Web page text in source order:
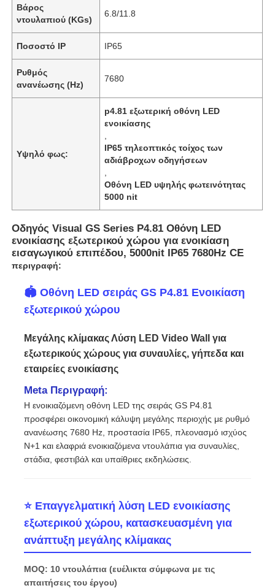
Αρχική
Προϊόντα
Βίντεο
Εκπομπή VR
Σχετικά με εμάς
Ξενάγηση στο Εργοστάσιο
Βάρος
ντουλαπιού (KGs)
6.8/11.8
Ποσοστό IP IP65
Ρυθμός
ανανέωσης (Hz)
7680
Υψηλό φως:
p4.81 εξωτερική οθόνη LED
ενοικίασης
IP65 τηλεοπτικός τοίχος των
αδιάβροχων οδηγήσεων
Οθόνη LED υψηλής φωτεινότητας
5000 nit
Οδηγός Visual GS Series P4.81 Οθόνη LED
ενοικίασης εξωτερικού χώρου για ενοικίαση
εισαγωγικού επιπέδου, 5000nit IP65 7680Hz CE
περιγραφή:
🏟️ Οθόνη LED σειράς GS P4.81 Ενοικίαση
εξωτερικού χώρου
Μεγάλης κλίμακας Λύση LED Video Wall για
εξωτερικούς χώρους για συναυλίες, γήπεδα και
εταιρείες ενοικίασης
Meta Περιγραφή:
Η ενοικιαζόμενη οθόνη LED της σειράς GS P4.81
προσφέρει οικονομική κάλυψη μεγάλης περιοχής με ρυθμό
ανανέωσης 7680 Hz, προστασία IP65, πλεονασμό ισχύος
N+1 και ελαφριά ενοικιαζόμενα ντουλάπια για συναυλίες,
στάδια, φεστιβάλ και υπαίθριες εκδηλώσεις.
⭐ Επαγγελματική λύση LED ενοικίασης
εξωτερικού χώρου, κατασκευασμένη για
ανάπτυξη μεγάλης κλίμακας
MOQ: 10 ντουλάπια (ευέλικτα σύμφωνα με τις
απαιτήσεις του έργου)